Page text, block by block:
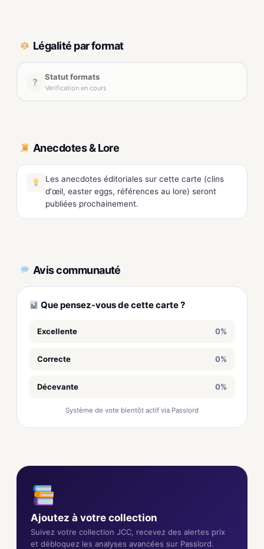
Légalité par format
? Statut formats
Vérification en cours
Anecdotes & Lore
Les anecdotes éditoriales sur cette carte (clins
d'œil, easter eggs, références au lore) seront
publiées prochainement.
Avis communauté
Que pensez-vous de cette carte ?
Excellente 0%
Correcte 0%
Décevante 0%
Système de vote bientôt actif via Passlord
Ajoutez à votre collection
Suivez votre collection JCC, recevez des alertes prix
et débloquez les analyses avancées sur Passlord.